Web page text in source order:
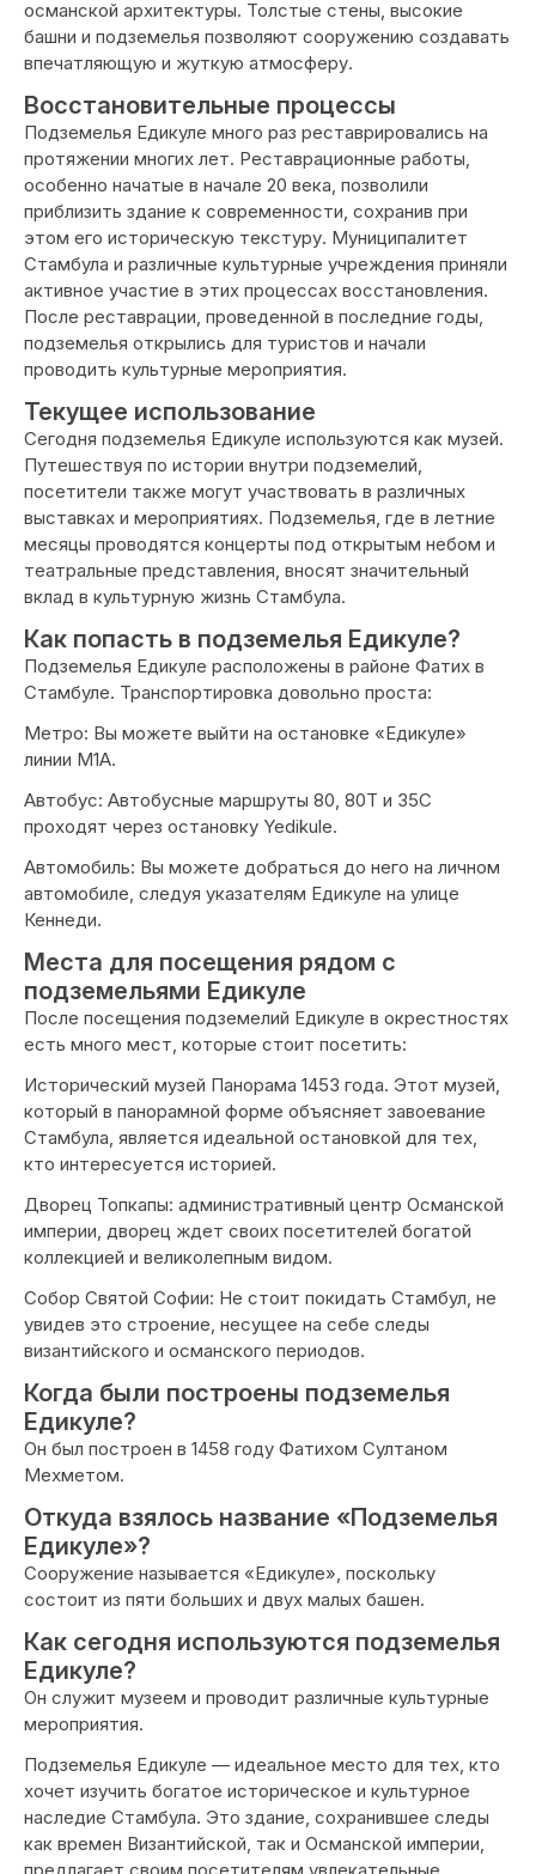
османской архитектуры. Толстые стены, высокие
башни и подземелья позволяют сооружению создавать
впечатляющую и жуткую атмосферу.
Восстановительные процессы
Подземелья Едикуле много раз реставрировались на
протяжении многих лет. Реставрационные работы,
особенно начатые в начале 20 века, позволили
приблизить здание к современности, сохранив при
этом его историческую текстуру. Муниципалитет
Стамбула и различные культурные учреждения приняли
активное участие в этих процессах восстановления.
После реставрации, проведенной в последние годы,
подземелья открылись для туристов и начали
проводить культурные мероприятия.
Текущее использование
Сегодня подземелья Едикуле используются как музей.
Путешествуя по истории внутри подземелий,
посетители также могут участвовать в различных
выставках и мероприятиях. Подземелья, где в летние
месяцы проводятся концерты под открытым небом и
театральные представления, вносят значительный
вклад в культурную жизнь Стамбула.
Как попасть в подземелья Едикуле?
Подземелья Едикуле расположены в районе Фатих в
Стамбуле. Транспортировка довольно проста:
Метро: Вы можете выйти на остановке «Едикуле»
линии М1А.
Автобус: Автобусные маршруты 80, 80T и 35C
проходят через остановку Yedikule.
Автомобиль: Вы можете добраться до него на личном
автомобиле, следуя указателям Едикуле на улице
Кеннеди.
Места для посещения рядом с
подземельями Едикуле
После посещения подземелий Едикуле в окрестностях
есть много мест, которые стоит посетить:
Исторический музей Панорама 1453 года. Этот музей,
который в панорамной форме объясняет завоевание
Стамбула, является идеальной остановкой для тех,
кто интересуется историей.
Дворец Топкапы: административный центр Османской
империи, дворец ждет своих посетителей богатой
коллекцией и великолепным видом.
Собор Святой Софии: Не стоит покидать Стамбул, не
увидев это строение, несущее на себе следы
византийского и османского периодов.
Когда были построены подземелья
Едикуле?
Он был построен в 1458 году Фатихом Султаном
Мехметом.
Откуда взялось название «Подземелья
Едикуле»?
Сооружение называется «Едикуле», поскольку
состоит из пяти больших и двух малых башен.
Как сегодня используются подземелья
Едикуле?
Он служит музеем и проводит различные культурные
мероприятия.
Подземелья Едикуле — идеальное место для тех, кто
хочет изучить богатое историческое и культурное
наследие Стамбула. Это здание, сохранившее следы
как времен Византийской, так и Османской империи,